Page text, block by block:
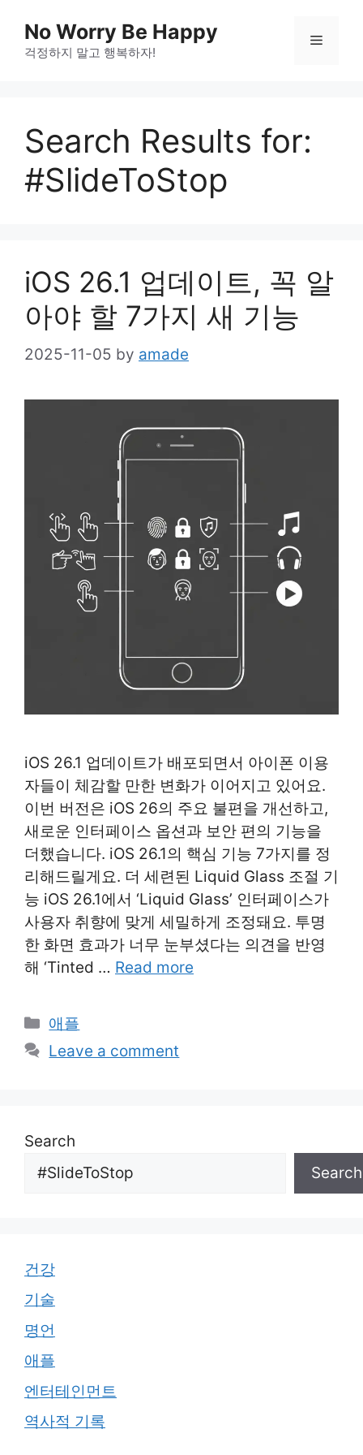
content
No Worry Be Happy
걱정하지 말고 행복하자!
Menu
Search Results for:
#SlideToStop
iOS 26.1 업데이트, 꼭 알
아야 할 7가지 새 기능
2025-11-05 by amade
iOS 26.1 업데이트가 배포되면서 아이폰 이용
자들이 체감할 만한 변화가 이어지고 있어요.
이번 버전은 iOS 26의 주요 불편을 개선하고,
새로운 인터페이스 옵션과 보안 편의 기능을
더했습니다. iOS 26.1의 핵심 기능 7가지를 정
리해드릴게요. 더 세련된 Liquid Glass 조절 기
능 iOS 26.1에서 ‘Liquid Glass’ 인터페이스가
사용자 취향에 맞게 세밀하게 조정돼요. 투명
한 화면 효과가 너무 눈부셨다는 의견을 반영
해 ‘Tinted … Read more
Categories
애플
Leave a comment
Search
Search
건강
기술
명언
애플
엔터테인먼트
역사적 기록